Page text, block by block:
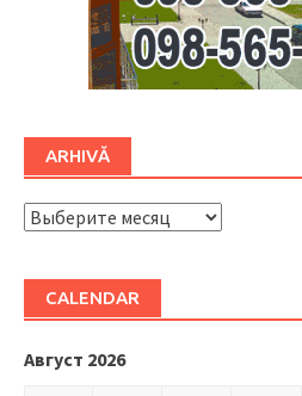
ARHIVĂ
ARHIVĂ
CALENDAR
Август 2026